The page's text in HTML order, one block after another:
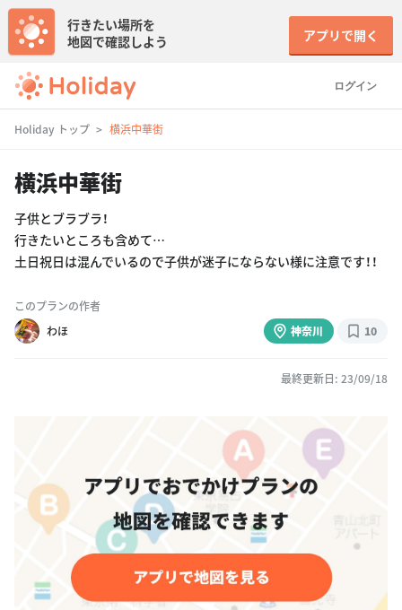
ログイン
行きたい場所を
地図で確認しよう
アプリで開く
Holiday トップ 横浜中華街
横浜中華街
子供とブラブラ！
行きたいところも含めて…
土日祝日は混んでいるので子供が迷子にならない様に注意です！！
このプランの作者
わほ
神奈川 10
最終更新日: 23/09/18